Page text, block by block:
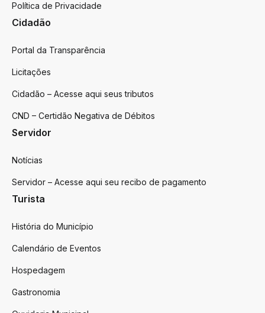
Política de Privacidade
Cidadão
Portal da Transparência
Licitações
Cidadão – Acesse aqui seus tributos
CND – Certidão Negativa de Débitos
Servidor
Notícias
Servidor – Acesse aqui seu recibo de pagamento
Turista
História do Município
Calendário de Eventos
Hospedagem
Gastronomia